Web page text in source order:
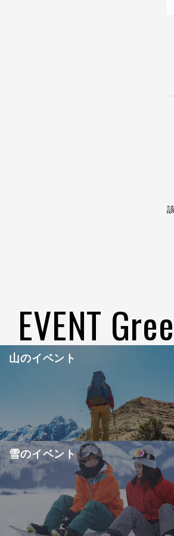
EVENT
山のイベント
雪のイベント